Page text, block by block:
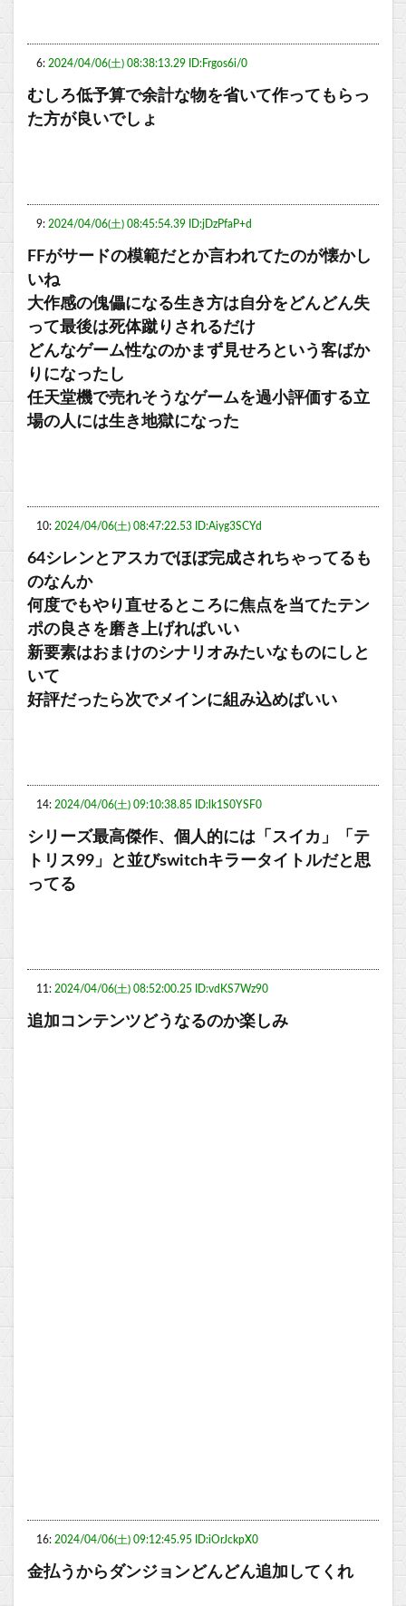
6: 2024/04/06(土) 08:38:13.29 ID:Frgos6i/0
むしろ低予算で余計な物を省いて作ってもらっ
た方が良いでしょ
9: 2024/04/06(土) 08:45:54.39 ID:jDzPfaP+d
FFがサードの模範だとか言われてたのが懐かし
いね
大作感の傀儡になる生き方は自分をどんどん失
って最後は死体蹴りされるだけ
どんなゲーム性なのかまず見せろという客ばか
りになったし
任天堂機で売れそうなゲームを過小評価する立
場の人には生き地獄になった
10: 2024/04/06(土) 08:47:22.53 ID:Aiyg3SCYd
64シレンとアスカでほぼ完成されちゃってるも
のなんか
何度でもやり直せるところに焦点を当てたテン
ポの良さを磨き上げればいい
新要素はおまけのシナリオみたいなものにしと
いて
好評だったら次でメインに組み込めばいい
14: 2024/04/06(土) 09:10:38.85 ID:lk1S0YSF0
シリーズ最高傑作、個人的には「スイカ」「テ
トリス99」と並びswitchキラータイトルだと思
ってる
11: 2024/04/06(土) 08:52:00.25 ID:vdKS7Wz90
追加コンテンツどうなるのか楽しみ
16: 2024/04/06(土) 09:12:45.95 ID:iOrJckpX0
金払うからダンジョンどんどん追加してくれ